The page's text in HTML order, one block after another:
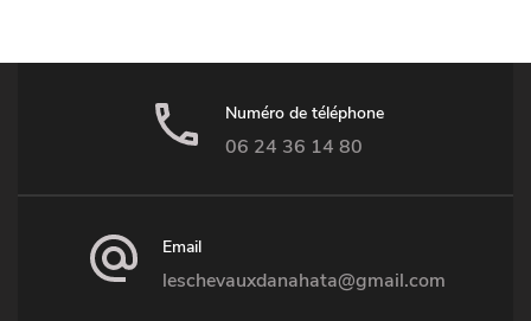
Numéro de téléphone
06 24 36 14 80
Email
leschevauxdanahata@gmail.com
Ces cookies ne
facultatifs. Ils
sont